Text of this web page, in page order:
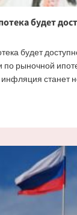
будет
будет
рыночной
инфляция станет